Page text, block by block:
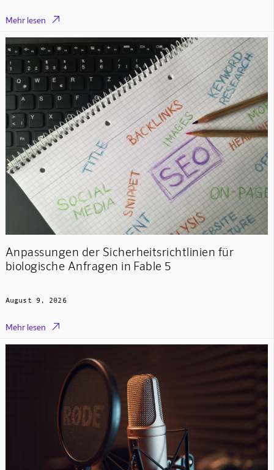
Mehr lesen 
Anpassungen der Sicherheitsrichtlinien für
biologische Anfragen in Fable 5
August 9, 2026
Mehr lesen 